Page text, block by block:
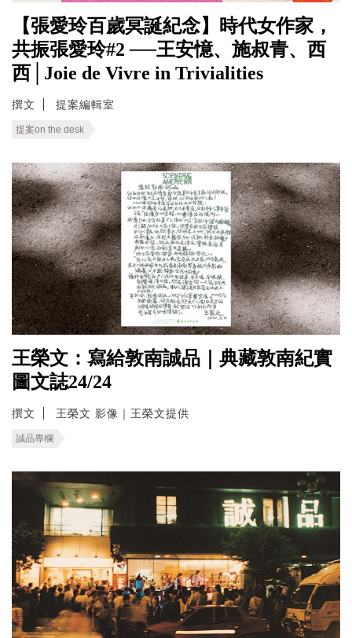
【張愛玲百歲冥誕紀念】時代女作家，
共振張愛玲#2 ──王安憶、施叔青、西
西│Joie de Vivre in Trivialities
撰文 提案編輯室
提案on the desk
王榮文：寫給敦南誠品｜典藏敦南紀實
圖文誌24/24
撰文 王榮文 影像｜王榮文提供
誠品專欄